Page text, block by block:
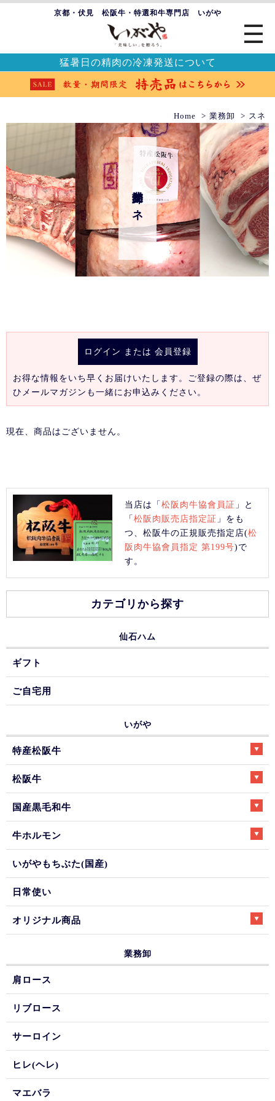
京都・伏見 松阪牛・特選和牛専門店 いがや
猛暑日の精肉の冷凍発送について
Home 業務卸 スネ
業務卸 スネ
ログイン または 会員登録
お得な情報をいち早くお届けいたします。ご登録の際は、ぜ
ひメールマガジンも一緒にお申込みください。
現在、商品はございません。
当店は「松阪肉牛協會員証 」と
「松阪肉販売店指定証 」をも
つ、松阪牛の正規販売指定店(松
阪肉牛協會員指定 第199号)で
す。
カテゴリから探す
仙石ハム
ギフト
ご自宅用
いがや
特産松阪牛
松阪牛
国産黒毛和牛
牛ホルモン
いがやもちぶた(国産)
日常使い
オリジナル商品
業務卸
肩ロース
リブロース
サーロイン
ヒレ(ヘレ)
マエバラ